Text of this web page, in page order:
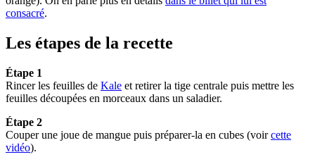
consacré.
Les étapes de la recette
Étape 1
Rincer les feuilles de Kale et retirer la tige centrale puis mettre les
feuilles découpées en morceaux dans un saladier.
Étape 2
Couper une joue de mangue puis préparer-la en cubes (voircette
vidéo).